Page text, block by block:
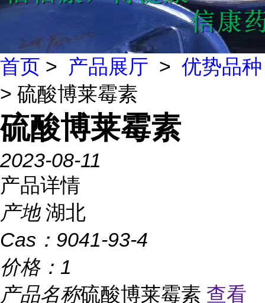
首页 > 产品展厅 > 优势品种
> 硫酸博莱霉素
硫酸博莱霉素
2023-08-11
产品详情
产地 湖北
Cas： 9041-93-4
价格： 1
产品名称硫酸博莱霉素 查看